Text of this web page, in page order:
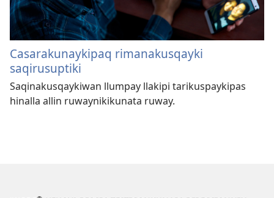
Casarakunaykipaq rimanakusqayki
saqirusuptiki
Saqinakusqaykiwan llumpay llakipi tarikuspaykipas
hinalla allin ruwaynikikunata ruway.